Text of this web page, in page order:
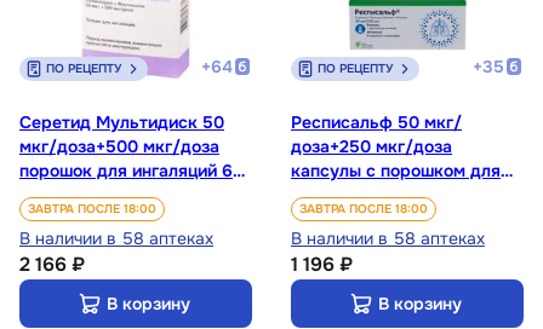
ПО РЕЦЕПТУ +64
Серетид Мультидиск 50
мкг/доза+500 мкг/доза
порошок для ингаляций 60
доз + ингалятор
ЗАВТРА ПОСЛЕ 18:00
В наличии в 58 аптеках
2 166 ₽
В корзину
ПО РЕЦЕПТУ +35
Респисальф 50 мкг/
доза+250 мкг/доза
капсулы с порошком для
ингаляций 60 шт +
ингалятор
ЗАВТРА ПОСЛЕ 18:00
В наличии в 58 аптеках
1 196 ₽
В корзину